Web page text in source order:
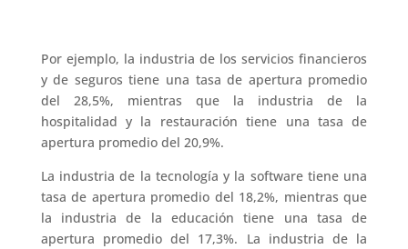
Por ejemplo, la industria de los servicios financieros
y de seguros tiene una tasa de apertura promedio
del 28,5%, mientras que la industria de la
hospitalidad y la restauración tiene una tasa de
apertura promedio del 20,9%.
La industria de la tecnología y la software tiene una
tasa de apertura promedio del 18,2%, mientras que
la industria de la educación tiene una tasa de
apertura promedio del 17,3%. La industria de la